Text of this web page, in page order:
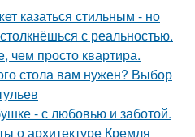
казаться стильным - но
с реальностью.
чем просто квартира.
стола вам нужен? Выбор
- с любовью и заботой.
о архитектуре Кремля